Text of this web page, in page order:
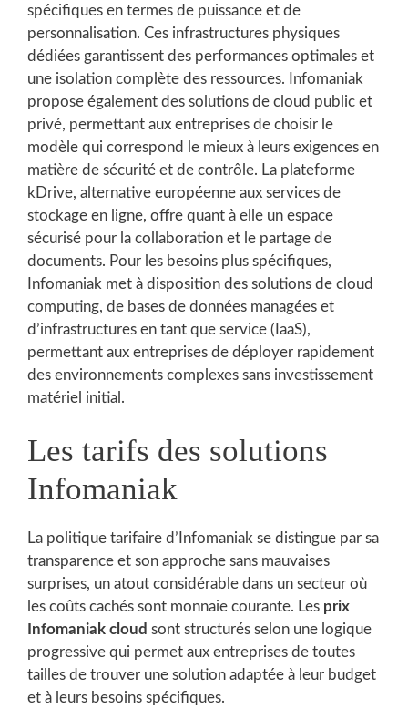
spécifiques en termes de puissance et de
personnalisation. Ces infrastructures physiques
dédiées garantissent des performances optimales et
une isolation complète des ressources. Infomaniak
propose également des solutions de cloud public et
privé, permettant aux entreprises de choisir le
modèle qui correspond le mieux à leurs exigences en
matière de sécurité et de contrôle. La plateforme
kDrive, alternative européenne aux services de
stockage en ligne, offre quant à elle un espace
sécurisé pour la collaboration et le partage de
documents. Pour les besoins plus spécifiques,
Infomaniak met à disposition des solutions de cloud
computing, de bases de données managées et
d’infrastructures en tant que service (IaaS),
permettant aux entreprises de déployer rapidement
des environnements complexes sans investissement
matériel initial.
Les tarifs des solutions
Infomaniak
La politique tarifaire d’Infomaniak se distingue par sa
transparence et son approche sans mauvaises
surprises, un atout considérable dans un secteur où
les coûts cachés sont monnaie courante. Les prix
Infomaniak cloud sont structurés selon une logique
progressive qui permet aux entreprises de toutes
tailles de trouver une solution adaptée à leur budget
et à leurs besoins spécifiques.